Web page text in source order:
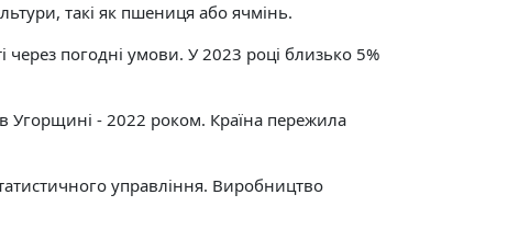
такі як пшениця або ячмінь.
погодні умови. У 2023 році близько 5%
Угорщині - 2022 роком. Країна пережила
управління. Виробництво